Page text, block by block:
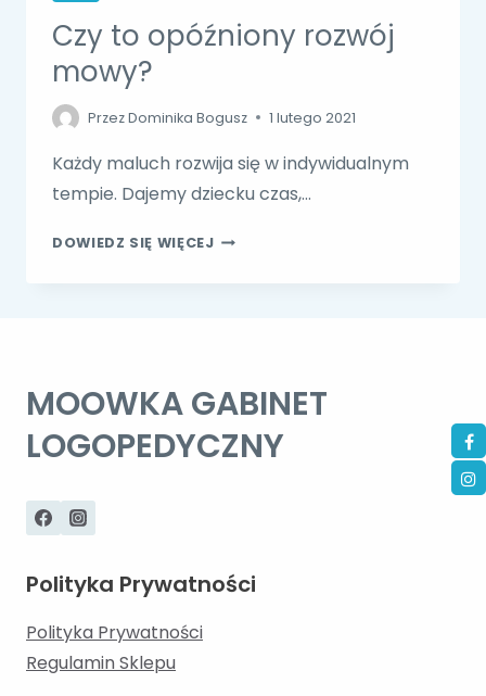
Czy to opóźniony rozwój
mowy?
PrzezDominika Bogusz 1 lutego 2021
Każdy maluch rozwija się w indywidualnym
tempie. Dajemy dziecku czas,…
DOWIEDZ SIĘ WIĘCEJCZY
MOOWKA GABINET
LOGOPEDYCZNY
Polityka Prywatności
Polityka Prywatności
Regulamin Sklepu